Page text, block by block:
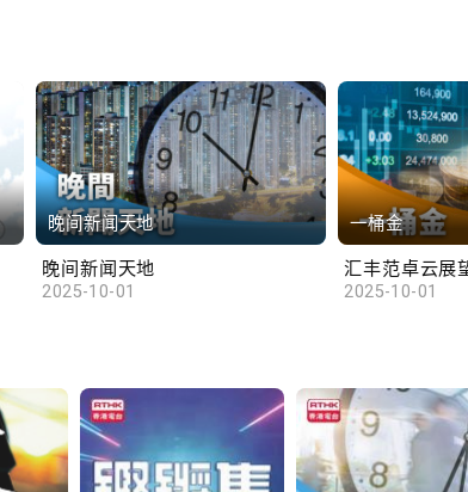
晚间新闻天地
晚间新闻天地
2025-10-01
一桶金
2025-10-01